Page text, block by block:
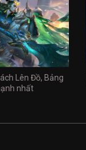
Lên Đồ, Bảng
nhất